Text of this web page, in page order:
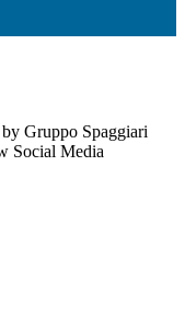
Gruppo Spaggiari
Social Media